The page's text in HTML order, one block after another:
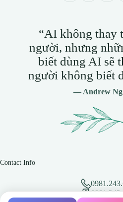
“AI không thay
người, nhưng
biết dùng AI sẽ
người không biết
— Andrew Ng
Contact Info